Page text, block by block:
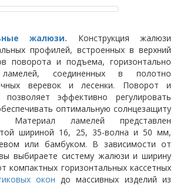
жалюзи. Конструкция жалюзи
профилей, встроенных в верхний
поворота и подъема, горизонтально
ламелей, соединенных в полотно
веревок и лесенки. Поворот и
эффективно регулировать
оптимальную солнцезащиту
Материал ламелей представлен
шириной 16, 25, 35-волна и 50 мм,
или бамбуком. В зависимости от
выбираете систему жалюзи и ширину
компактных горизонтальных кассетных
окон до массивных изделий из